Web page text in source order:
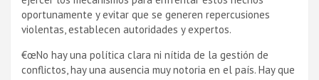
oportunamente y evitar que se generen repercusiones
violentas, establecen autoridades y expertos.
€œNo hay una polí­tica clara ni ní­tida de la gestión de
conflictos, hay una ausencia muy notoria en el paí­s. Hay que